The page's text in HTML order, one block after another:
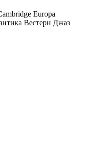
Europa
Вестерн Джаз